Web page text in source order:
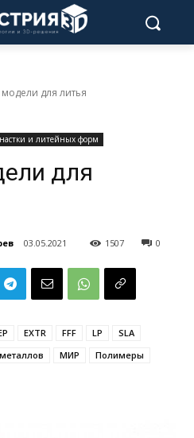
для литья
и литейных форм
для
03.05.2021 0
1507
EXTR FFF LP
SLA
МИР
Полимеры